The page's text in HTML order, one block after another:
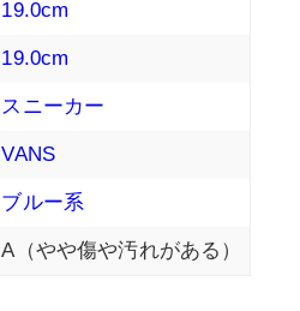
19.0cm
19.0cm
スニーカー
VANS
ブルー系
A（やや傷や汚れがある）